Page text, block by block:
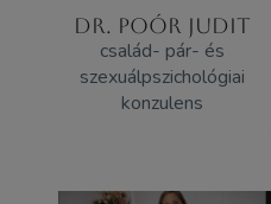
DR. POÓR JUDIT
család- pár- és
szexuálpszichológiai
konzulens